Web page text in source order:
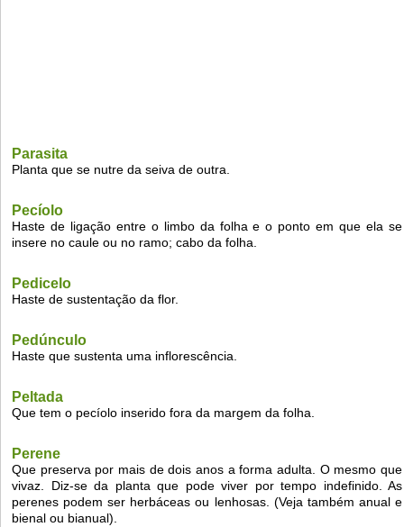
Parasita
Planta que se nutre da seiva de outra.
Pecíolo
Haste de ligação entre o limbo da folha e o ponto em que ela se
insere no caule ou no ramo; cabo da folha.
Pedicelo
Haste de sustentação da flor.
Pedúnculo
Haste que sustenta uma inflorescência.
Peltada
Que tem o pecíolo inserido fora da margem da folha.
Perene
Que preserva por mais de dois anos a forma adulta. O mesmo que
vivaz. Diz-se da planta que pode viver por tempo indefinido. As
perenes podem ser herbáceas ou lenhosas. (Veja também anual e
bienal ou bianual).